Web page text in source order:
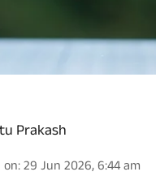
Prakash
on:29 Jun 2026, 6:44 am